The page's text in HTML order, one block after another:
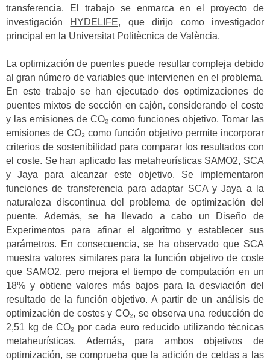
transferencia. El trabajo se enmarca en el proyecto de
investigación HYDELIFE, que dirijo como investigador
principal en la Universitat Politècnica de València.
La optimización de puentes puede resultar compleja debido
al gran número de variables que intervienen en el problema.
En este trabajo se han ejecutado dos optimizaciones de
puentes mixtos de sección en cajón, considerando el coste
y las emisiones de CO₂ como funciones objetivo. Tomar las
emisiones de CO₂ como función objetivo permite incorporar
criterios de sostenibilidad para comparar los resultados con
el coste. Se han aplicado las metaheurísticas SAMO2, SCA
y Jaya para alcanzar este objetivo. Se implementaron
funciones de transferencia para adaptar SCA y Jaya a la
naturaleza discontinua del problema de optimización del
puente. Además, se ha llevado a cabo un Diseño de
Experimentos para afinar el algoritmo y establecer sus
parámetros. En consecuencia, se ha observado que SCA
muestra valores similares para la función objetivo de coste
que SAMO2, pero mejora el tiempo de computación en un
18% y obtiene valores más bajos para la desviación del
resultado de la función objetivo. A partir de un análisis de
optimización de costes y CO₂, se observa una reducción de
2,51 kg de CO₂ por cada euro reducido utilizando técnicas
metaheurísticas. Además, para ambos objetivos de
optimización, se comprueba que la adición de celdas a las